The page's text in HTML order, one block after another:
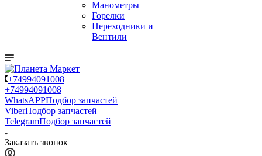
Манометры
Горелки
Переходники и
Вентили
+74994091008
+74994091008
WhatsAPPПодбор запчастей
ViberПодбор запчастей
TelegramПодбор запчастей
Заказать звонок